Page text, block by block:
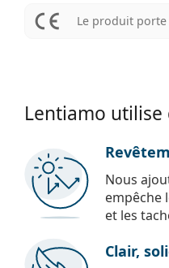
Le produit porte
Lentiamo
Nous
empêche
et les
Clair,